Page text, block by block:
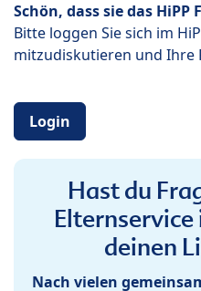
Schön, dass sie das
Bitte loggen Sie sich im
mitzudiskutieren und Ihre
Login
Hast du
deinen
Nach vielen